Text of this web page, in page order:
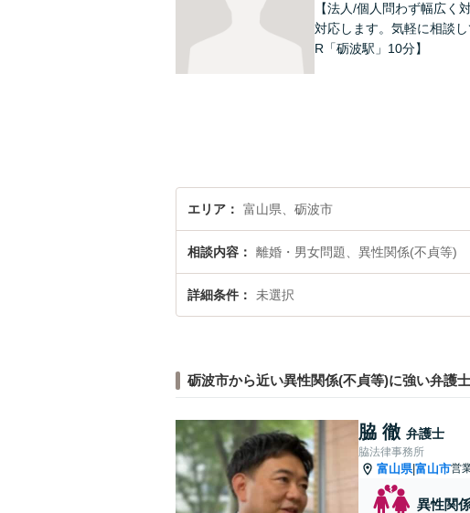
【法人/個人問わず幅広
対応します。気軽に相談
R「砺波駅」10分】
エリア 富山県、砺波市
相談内容 離婚・男女問題、異性関係(不貞等)
詳細条件 未選択
砺波市から近い異性関係(不貞等)に強い弁護士
脇 徹 弁護士
脇法律事務所
富山県|富山市営
異性関